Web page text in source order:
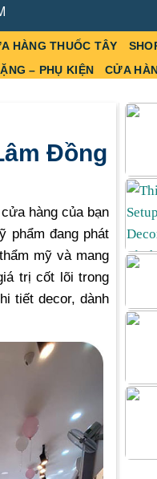
HÀNG THUỐC TÂY
– PHỤ KIỆN
CỬA
Đồng
hàng của bạn
phẩm đang phát
mỹ và mang
trị cốt lõi trong
tiết decor, dành